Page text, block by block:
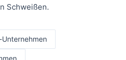
Schweißen.